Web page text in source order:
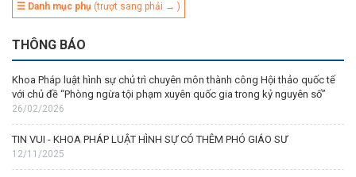
☰ Danh mục phụ (trượt sang phải → )
THÔNG BÁO
Khoa Pháp luật hình sự chủ trì chuyên môn thành công Hội thảo quốc tế
với chủ đề “Phòng ngừa tội phạm xuyên quốc gia trong kỷ nguyên số”
26/02/2026
TIN VUI - KHOA PHÁP LUẬT HÌNH SỰ CÓ THÊM PHÓ GIÁO SƯ
12/11/2025